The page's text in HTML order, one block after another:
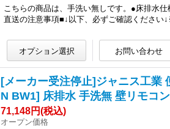
こちらの商品は、手洗い無しです。●床排水
直送の注意事項■↓以下、必ずご確認くださ
[メーカー受注停止]ジャニス工業
N BW1] 床排水 手洗無 壁リモコ
71,148円(税込)
オープン価格